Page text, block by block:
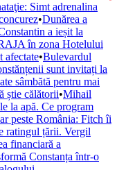
Simt adrenalina
•Dunărea a
a ieșit la
în zona Hotelului
afectate•Bulevardul
sunt invitați la
sâmbătă pentru mai
știe călătorii•Mihail
la apă. Ce program
peste România: Fitch îi
ratingul țării. Vergil
financiară a
Constanța într-o